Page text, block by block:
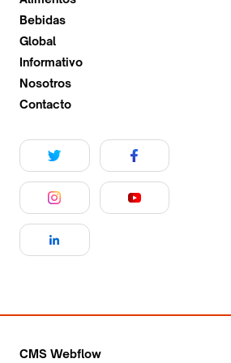
Bebidas
Global
Informativo
Nosotros
Contacto
CMS Webflow